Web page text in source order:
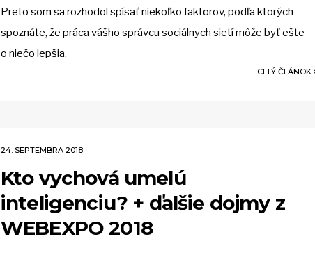
Preto som sa rozhodol spísať niekoľko faktorov, podľa ktorých
spoznáte, že práca vášho správcu sociálnych sietí môže byť ešte
o niečo lepšia.
CELÝ ČLÁNOK
24. SEPTEMBRA 2018
Kto vychová umelú
inteligenciu? + ďalšie dojmy z
WEBEXPO 2018